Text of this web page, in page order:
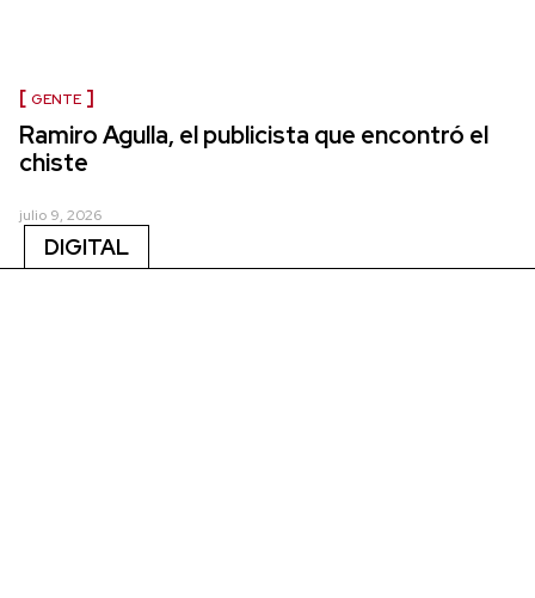
GENTE
Ramiro Agulla, el publicista que encontró el
chiste
julio 9, 2026
DIGITAL